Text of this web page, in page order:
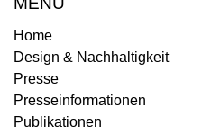
Home
Design & Nachhaltigkeit
Presse
Presseinformationen
Publikationen